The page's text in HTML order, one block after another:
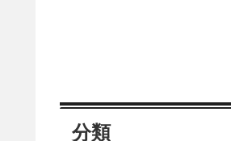
分類